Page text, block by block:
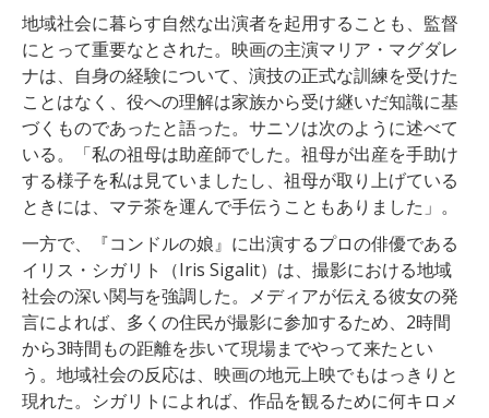
地域社会に暮らす自然な出演者を起用することも、監督
にとって重要なとされた。映画の主演マリア・マグダレ
ナは、自身の経験について、演技の正式な訓練を受けた
ことはなく、役への理解は家族から受け継いだ知識に基
づくものであったと語った。サニソは次のように述べて
いる。「私の祖母は助産師でした。祖母が出産を手助け
する様子を私は見ていましたし、祖母が取り上げている
ときには、マテ茶を運んで手伝うこともありました」。
一方で、『コンドルの娘』に出演するプロの俳優である
イリス・シガリト（Iris Sigalit）は、撮影における地域
社会の深い関与を強調した。メディアが伝える彼女の発
言によれば、多くの住民が撮影に参加するため、2時間
から3時間もの距離を歩いて現場までやって来たとい
う。地域社会の反応は、映画の地元上映でもはっきりと
現れた。シガリトによれば、作品を観るために何キロメ